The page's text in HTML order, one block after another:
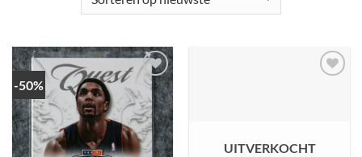
-50%
UITVERKOCHT